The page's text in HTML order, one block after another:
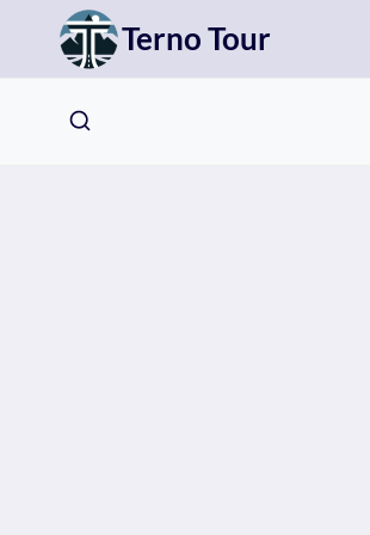
Přeskočit
obsah
Terno Tour